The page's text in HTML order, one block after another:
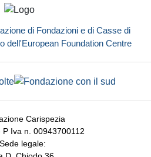
di Fondazioni e di Casse di
dell'European Foundation Centre
Carispezia
P Iva n. 00943700112
Sede legale: